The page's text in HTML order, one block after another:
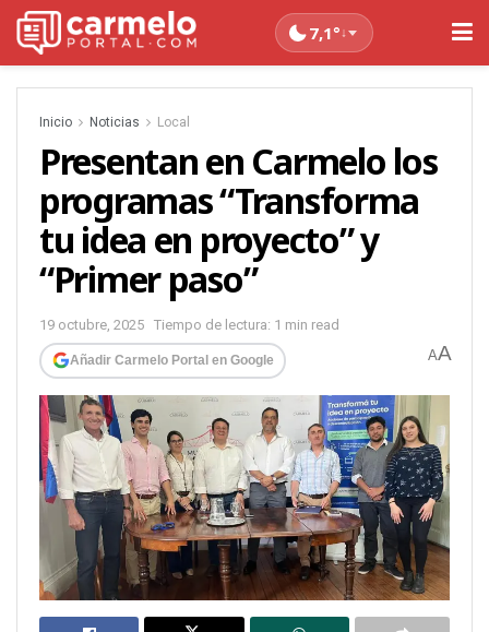
7,1°↓
Inicio Noticias Local
Presentan en Carmelo los
programas “Transforma
tu idea en proyecto” y
“Primer paso”
19 octubre, 2025 Tiempo de lectura: 1 min read
Añadir Carmelo Portal en Google AA